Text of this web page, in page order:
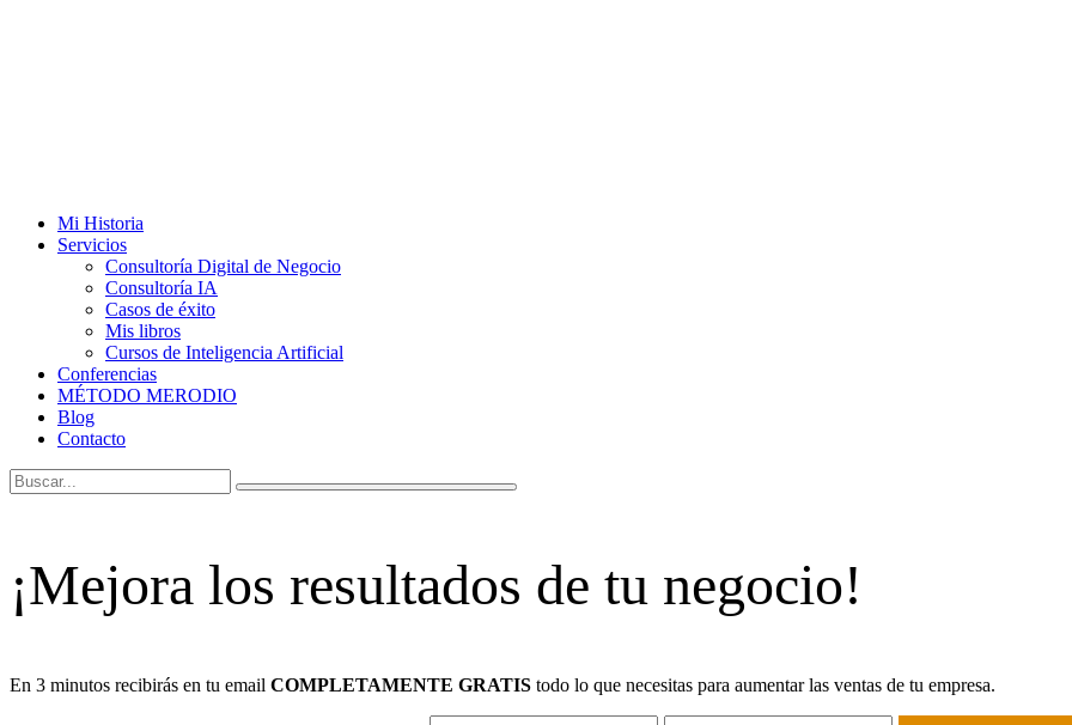
Mi Historia
Servicios
Consultoría Digital de Negocio
Consultoría IA
Casos de éxito
Mis libros
Cursos de Inteligencia Artificial
Conferencias
MÉTODO MERODIO
Blog
Contacto
¡Mejora los resultados de tu negocio!
En 3 minutos recibirás en tu email COMPLETAMENTE GRATIS todo lo que necesitas para aumentar las ventas de tu empresa.